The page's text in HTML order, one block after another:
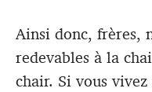
Ainsi donc, frères,
redevables à la
chair. Si vous